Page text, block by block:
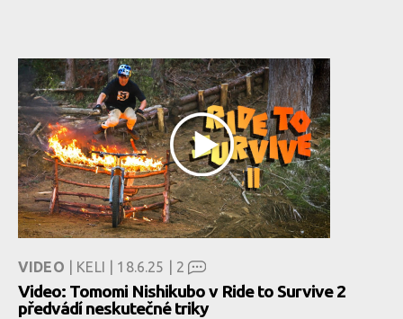
VIDEO | KELI | 18.6.25 | 2
Video: Tomomi Nishikubo v Ride to Survive 2
předvádí neskutečné triky